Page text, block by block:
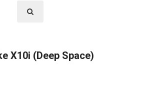
X10i (deep Space)